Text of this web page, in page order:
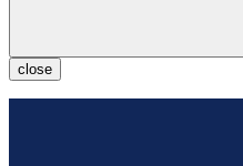
close